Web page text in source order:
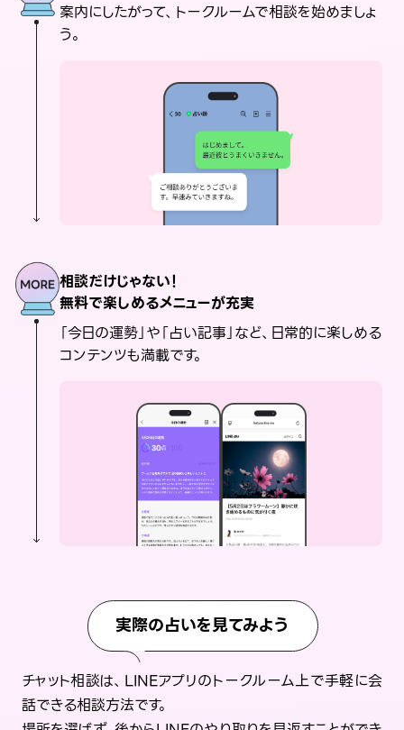
案内にしたがって、トークルームで相談を始めましょ
う。
相談だけじゃない！
無料で楽しめるメニューが充実
「今日の運勢」や「占い記事」など、日常的に楽しめる
コンテンツも満載です。
実際の占いを見てみよう
チャット相談は、LINEアプリのトークルーム上で手軽に会
話できる相談方法です。